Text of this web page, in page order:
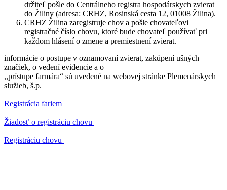
držiteľ pošle do Centrálneho registra hospodárskych zvierat
do Žiliny (adresa: CRHZ, Rosinská cesta 12, 01008 Žilina).
CRHZ Žilina zaregistruje chov a pošle chovateľovi
registračné číslo chovu, ktoré bude chovateľ používať pri
každom hlásení o zmene a premiestnení zvierat.
informácie o postupe v oznamovaní zvierat, zakúpení ušných
značiek, o vedení evidencie a o
,,prístupe farmára“ sú uvedené na webovej stránke Plemenárskych
služieb, š.p.
Registrácia fariem
Žiadosť o registráciu chovu
Registráciu chovu